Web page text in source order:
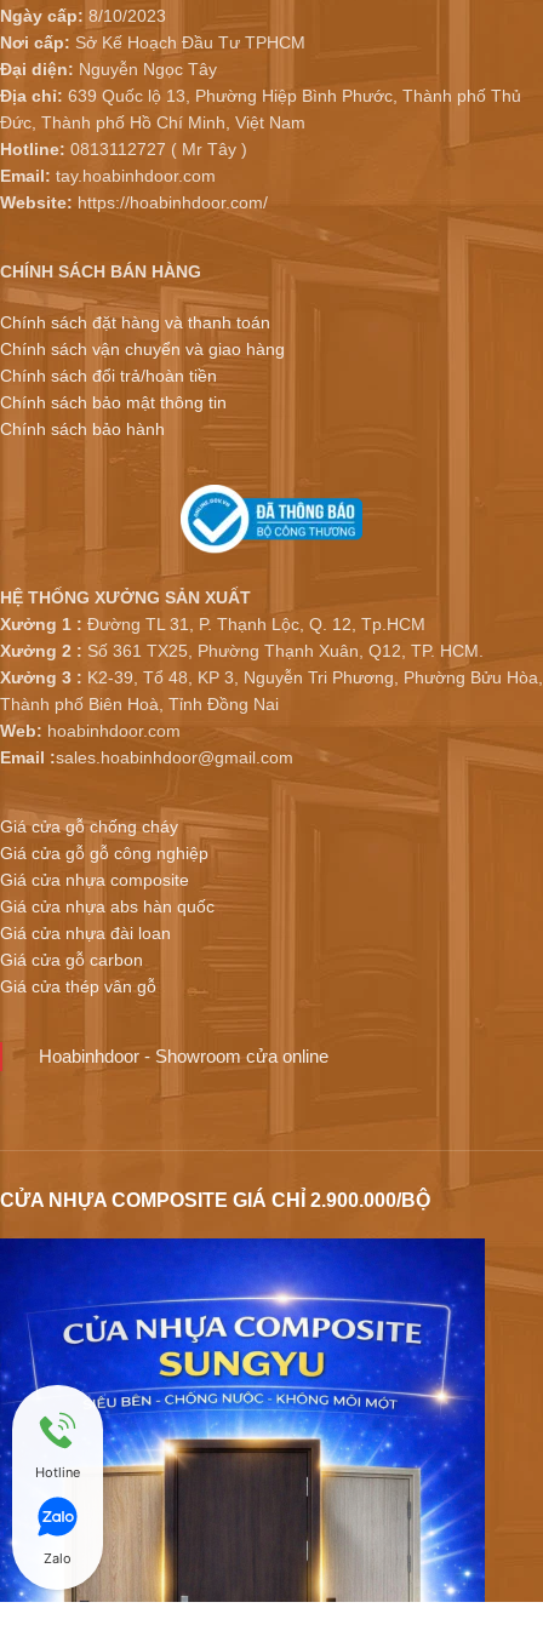
Ngày cấp: 8/10/2023
Nơi cấp: Sở Kế Hoạch Đầu Tư TPHCM
Đại diện: Nguyễn Ngọc Tây
Địa chỉ: 639 Quốc lộ 13, Phường Hiệp Bình Phước, Thành phố Thủ
Đức, Thành phố Hồ Chí Minh, Việt Nam
Hotline: 0813112727 ( Mr Tây )
Email: tay.hoabinhdoor.com
Website: https://hoabinhdoor.com/
CHÍNH SÁCH BÁN HÀNG
Chính sách đặt hàng và thanh toán
Chính sách vận chuyển và giao hàng
Chính sách đổi trả/hoàn tiền
Chính sách bảo mật thông tin
Chính sách bảo hành
HỆ THỐNG XƯỞNG SẢN XUẤT
Xưởng 1 : Đường TL 31, P. Thạnh Lộc, Q. 12, Tp.HCM
Xưởng 2 : Số 361 TX25, Phường Thạnh Xuân, Q12, TP. HCM.
Xưởng 3 : K2-39, Tổ 48, KP 3, Nguyễn Tri Phương, Phường Bửu Hòa,
Thành phố Biên Hoà, Tỉnh Đồng Nai
Web: hoabinhdoor.com
Email :sales.hoabinhdoor@gmail.com
Giá cửa gỗ chống cháy
Giá cửa gỗ gỗ công nghiệp
Giá cửa nhựa composite
Giá cửa nhựa abs hàn quốc
Giá cửa nhựa đài loan
Giá cửa gỗ carbon
Giá cửa thép vân gỗ
Hoabinhdoor - Showroom cửa online
CỬA NHỰA COMPOSITE GIÁ CHỈ 2.900.000/BỘ
Hotline
Zalo